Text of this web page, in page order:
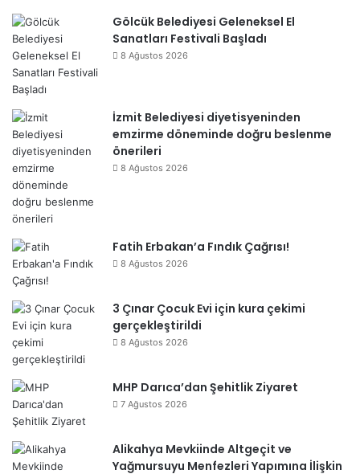
Gölcük Belediyesi Geleneksel El
Sanatları Festivali Başladı
8 Ağustos 2026
İzmit Belediyesi diyetisyeninden
emzirme döneminde doğru beslenme
önerileri
8 Ağustos 2026
Fatih Erbakan’a Fındık Çağrısı!
8 Ağustos 2026
3 Çınar Çocuk Evi için kura çekimi
gerçekleştirildi
8 Ağustos 2026
MHP Darıca’dan Şehitlik Ziyaret
7 Ağustos 2026
Alikahya Mevkiinde Altgeçit ve
Yağmursuyu Menfezleri Yapımına İlişkin